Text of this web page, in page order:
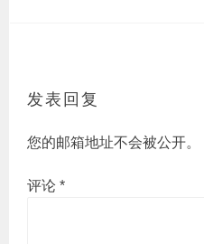
发表回复
您的邮箱地址不会被公开。
评论*